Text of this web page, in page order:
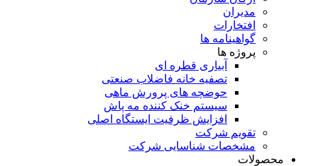
مدیران
افتخارات
گواهینامه ها
پروژه ها
آبیاری قطره ای
تصفیه خانه فاضلاب صنعتی
حوضچه های پرورش ماهی
سیستم خنک کننده مه پاش
افزایش ظرفیت ایستگاه اصلی
تقویم شرکت
مشخصات شناسایی شرکت
محصولات